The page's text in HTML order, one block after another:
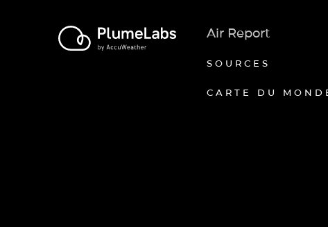
Air Report
SOURCES
CARTE DU